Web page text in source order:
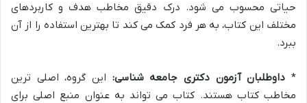
حیاتی محسوب می شود. درک دقیق مخاطب هدف و کاربردهای
مختلف این کتاب، به هر فرد کمک می کند تا بهترین استفاده را از آن
ببرد.
* داوطلبان آزمون دکتری جامعه شناسی: این گروه، اصلی ترین
مخاطب کتاب هستند. کتاب می تواند به عنوان منبع اصلی برای